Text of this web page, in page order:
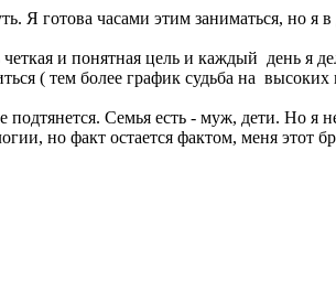
Я готова часами этим заниматься, но я
и понятная цель и каждый день я
( тем более график судьба на высоких
Семья есть - муж, дети. Но я
но факт остается фактом, меня этот